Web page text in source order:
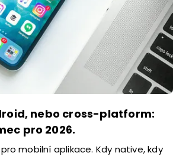
nebo cross-platform:
pro 2026.
mobilní aplikace. Kdy native, kdy